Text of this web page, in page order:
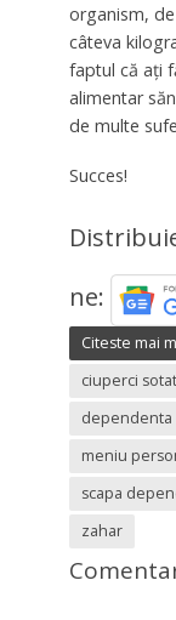
organism,
câteva
faptul că ați
alimentar
de multe
Succes!
ne:
Citeste mai
ciuperci
dependenta
meniu
scapa
zahar